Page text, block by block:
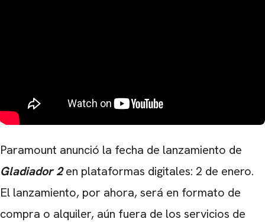
Paramount anunció la fecha de lanzamiento de
Gladiador 2 en plataformas digitales: 2 de enero.
El lanzamiento, por ahora, será en formato de
compra o alquiler, aún fuera de los servicios de